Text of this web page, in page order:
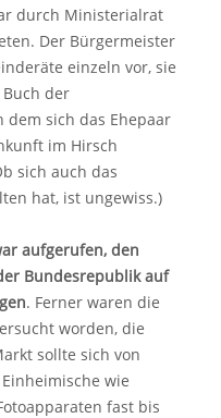
durch Ministerialrat
Der Bürgermeister
einzeln vor, sie
der
dem sich das Ehepaar
im Hirsch
sich auch das
hat, ist ungewiss.)
aufgerufen, den
Bundesrepublik auf
. Ferner waren die
worden, die
sollte sich von
wie
fast bis